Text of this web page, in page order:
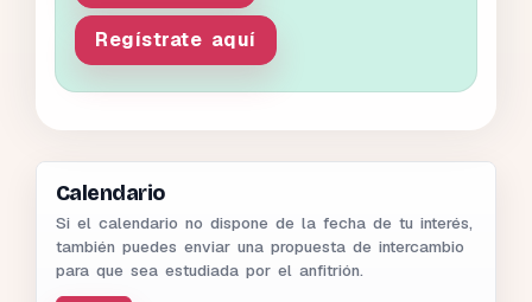
Regístrate aquí
Calendario
Si el calendario no dispone de la fecha de tu interés,
también puedes enviar una propuesta de intercambio
para que sea estudiada por el anfitrión.